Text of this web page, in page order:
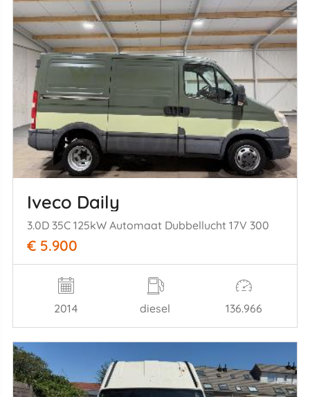
Iveco Daily
3.0D 35C 125kW Automaat Dubbellucht 17V 300
€ 5.900
2014 diesel 136.966